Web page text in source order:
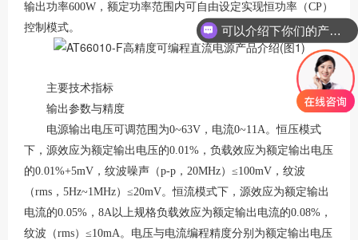
输出功率600W，额定功率范围内可自由设定实现恒功率（CP）
控制模式。
主要技术指标
输出参数与精度
电源输出电压可调范围为0~63V，电流0~11A。恒压模式
下，源效应为额定输出电压的0.01%，负载效应为额定输出电压
的0.01%+5mV，纹波噪声（p-p，20MHz）≤100mV，纹波
（rms，5Hz~1MHz）≤20mV。恒流模式下，源效应为额定输出
电流的0.05%，8A以上规格负载效应为额定输出电流的0.08%，
纹波（rms）≤10mA。电压与电流编程精度分别为额定输出电压
可以介绍下你们的产品么？